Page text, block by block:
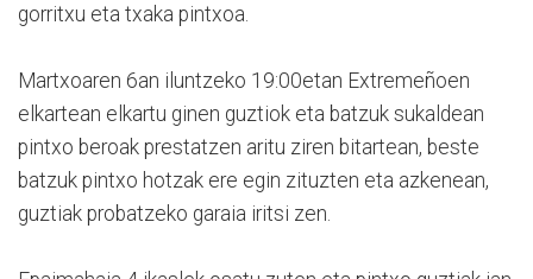
gorritxu eta txaka pintxoa.
Martxoaren 6an iluntzeko 19:00etan Extremeñoen
elkartean elkartu ginen guztiok eta batzuk sukaldean
pintxo beroak prestatzen aritu ziren bitartean, beste
batzuk pintxo hotzak ere egin zituzten eta azkenean,
guztiak probatzeko garaia iritsi zen.